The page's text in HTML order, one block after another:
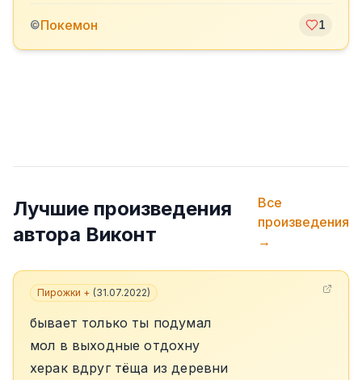
©Покемон 1
Лучшие произведения
автора Виконт
Все
произведения
→
Пирожки + (31.07.2022)
бывает только ты подумал
мол в выходные отдохну
херак вдруг тёща из деревни